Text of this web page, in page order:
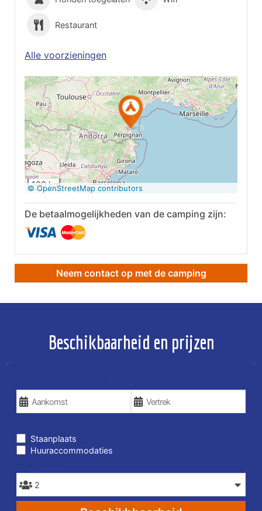
Restaurant
Alle voorzieningen
Op Google Maps
bekijken
100 km
© OpenStreetMap contributors
De betaalmogelijkheden van de camping zijn:
Neem contact op met de camping
Beschikbaarheid en prijzen
Staanplaats
Huuraccommodaties